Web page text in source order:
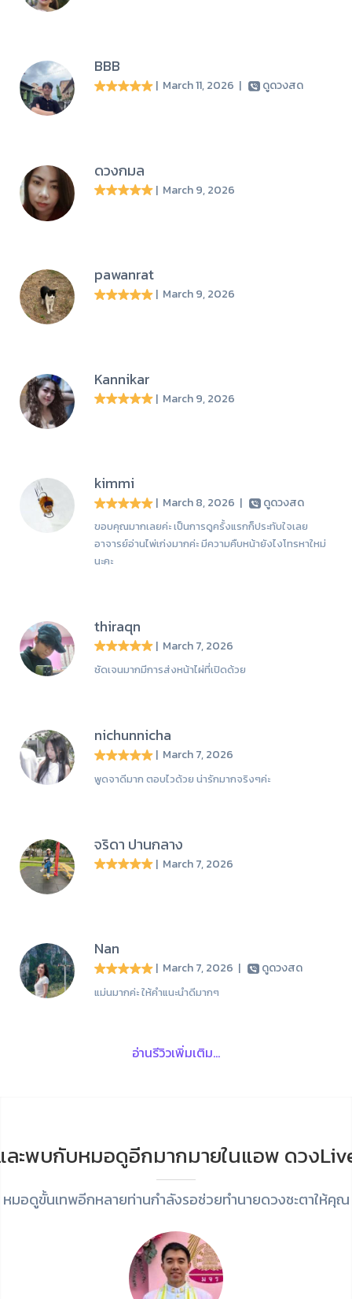
BBB
| March 11, 2026 | ดูดวงสด
ดวงกมล
| March 9, 2026
pawanrat
| March 9, 2026
Kannikar
| March 9, 2026
kimmi
| March 8, 2026 | ดูดวงสด
ขอบคุณมากเลยค่ะ เป็นการดูครั้งแรกก็ประทับใจเลย
อาจารย์อ่านไพ่เก่งมากค่ะ มีความคืบหน้ายังไงโทรหาใหม่
นะคะ
thiraqn
| March 7, 2026
ชัดเจนมากมีการส่งหน้าไผ่ที่เปิดด้วย
nichunnicha
| March 7, 2026
พูดจาดีมาก ตอบไวด้วย น่ารักมากจริงๆค่ะ
จริดา ปานกลาง
| March 7, 2026
Nan
| March 7, 2026 | ดูดวงสด
แม่นมากค่ะ ให้คำแนะนำดีมากๆ
อ่านรีวิวเพิ่มเติม...
ละพบกับหมอดูอีกมากมายในแอพ ดวง
หมอดูขั้นเทพอีกหลายท่านกำลังรอช่วยทำนายดวงชะตาให้คุณ